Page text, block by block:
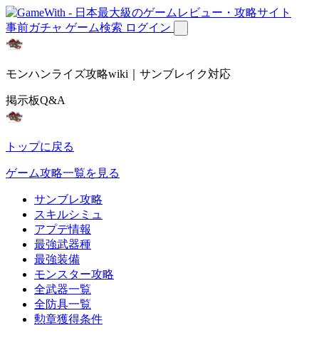
事前ガチャ ゲーム検索 ログイン
モンハンライズ攻略wiki｜サンブレイク対応
掲示板Q&A
トップに戻る
ゲーム攻略一覧を見る
サンブレ攻略
スキルシミュ
アプデ情報
最強武器種
最強装備
モンスター攻略
全武器一覧
全防具一覧
勲章獲得条件